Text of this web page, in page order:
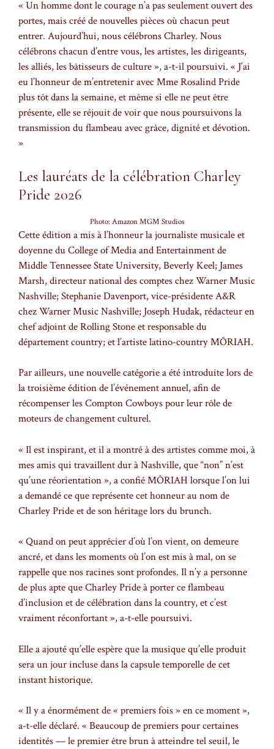
« Un homme dont le courage n’a pas seulement ouvert des
portes, mais créé de nouvelles pièces où chacun peut
entrer. Aujourd’hui, nous célébrons Charley. Nous
célébrons chacun d’entre vous, les artistes, les dirigeants,
les alliés, les bâtisseurs de culture », a-t-il poursuivi. « J’ai
eu l’honneur de m’entretenir avec Mme Rosalind Pride
plus tôt dans la semaine, et même si elle ne peut être
présente, elle se réjouit de voir que nous poursuivons la
transmission du flambeau avec grâce, dignité et dévotion.
»
Les lauréats de la célébration Charley
Pride 2026
Photo: Amazon MGM Studios
Cette édition a mis à l’honneur la journaliste musicale et
doyenne du College of Media and Entertainment de
Middle Tennessee State University, Beverly Keel; James
Marsh, directeur national des comptes chez Warner Music
Nashville; Stephanie Davenport, vice-présidente A&R
chez Warner Music Nashville; Joseph Hudak, rédacteur en
chef adjoint de Rolling Stone et responsable du
département country; et l’artiste latino-country MŌRIAH.
Par ailleurs, une nouvelle catégorie a été introduite lors de
la troisième édition de l’événement annuel, afin de
récompenser les Compton Cowboys pour leur rôle de
moteurs de changement culturel.
« Il est inspirant, et il a montré à des artistes comme moi, à
mes amis qui travaillent dur à Nashville, que “non” n’est
qu’une réorientation », a confié MŌRIAH lorsque l’on lui
a demandé ce que représente cet honneur au nom de
Charley Pride et de son héritage lors du brunch.
« Quand on peut apprécier d’où l’on vient, on demeure
ancré, et dans les moments où l’on est mis à mal, on se
rappelle que nos racines sont profondes. Il n’y a personne
de plus apte que Charley Pride à porter ce flambeau
d’inclusion et de célébration dans la country, et c’est
vraiment réconfortant », a-t-elle poursuivi.
Elle a ajouté qu’elle espère que la musique qu’elle produit
sera un jour incluse dans la capsule temporelle de cet
instant historique.
« Il y a énormément de « premiers fois » en ce moment »,
a-t-elle déclaré. « Beaucoup de premiers pour certaines
identités — le premier être brun à atteindre tel seuil, le